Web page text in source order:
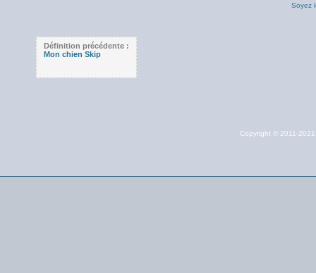
Soyez
Définition précédente :
Mon chien Skip
Copyright © 2011-